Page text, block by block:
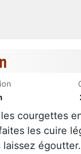
courgettes
les cuire